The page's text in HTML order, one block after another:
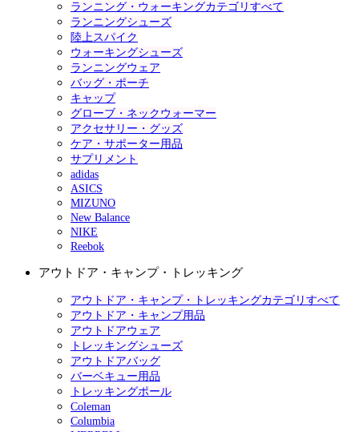
ランニング・ウォーキングカテゴリすべて
ランニングシューズ
陸上スパイク
ウォーキングシューズ
ランニングウェア
バッグ・ポーチ
キャップ
グローブ・ネックウォーマー
アクセサリー・グッズ
ケア・サポーター用品
サプリメント
adidas
ASICS
MIZUNO
New Balance
NIKE
Reebok
アウトドア・キャンプ・トレッキング
アウトドア・キャンプ・トレッキングカテゴリすべて
アウトドア・キャンプ用品
アウトドアウェア
トレッキングシューズ
アウトドアバッグ
バーベキュー用品
トレッキングポール
Coleman
Columbia